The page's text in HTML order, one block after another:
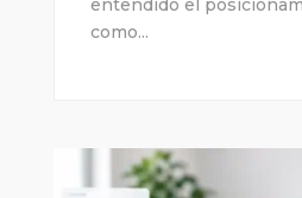
como...